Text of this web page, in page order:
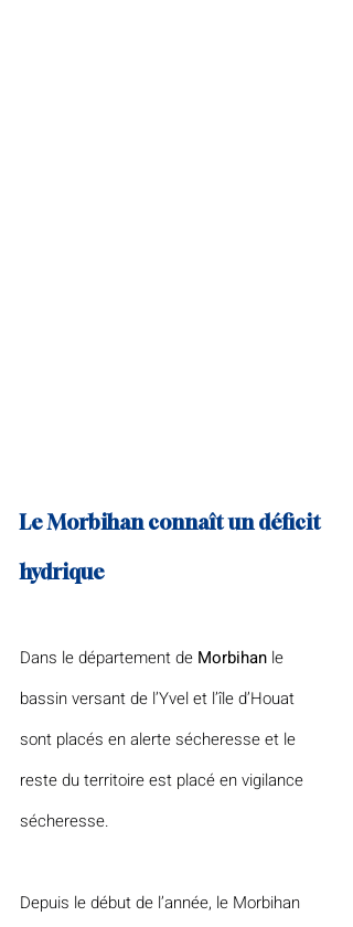
Le Morbihan connaît un déficit
hydrique
Dans le département de Morbihan le
bassin versant de l’Yvel et l’île d’Houat
sont placés en alerte sécheresse et le
reste du territoire est placé en vigilance
sécheresse.
Depuis le début de l’année, le Morbihan